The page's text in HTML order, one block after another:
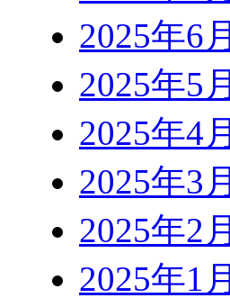
2025年6月
2025年5月
2025年4月
2025年3月
2025年2月
2025年1月